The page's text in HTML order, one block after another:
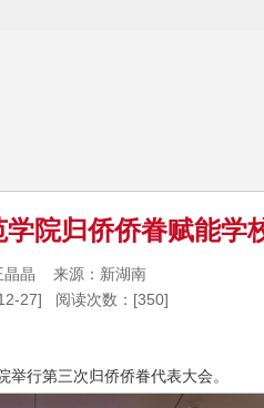
学院归侨侨眷赋能学
晶晶 来源：新湖南
27] 阅读次数：[350]
行第三次归侨侨眷代表大会。